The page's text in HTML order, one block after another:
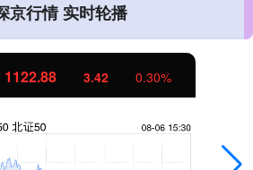
京行情 实时轮播
1122.88 3.42 0.30%